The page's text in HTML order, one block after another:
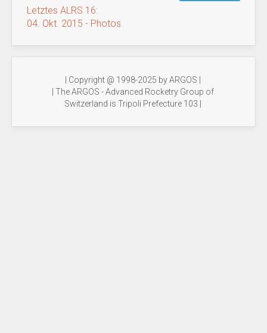
Letztes ALRS 16:
04. Okt. 2015 - Photos
| Copyright @ 1998-2025 by ARGOS |
| The ARGOS - Advanced Rocketry Group of
Switzerland is Tripoli Prefecture 103 |